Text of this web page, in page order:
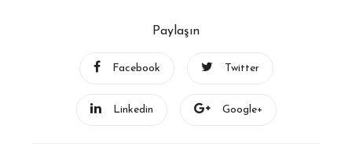
Paylaşın
Facebook Twitter
Linkedin Google+